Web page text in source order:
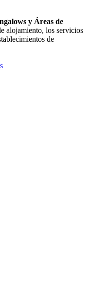
y Áreas de
alojamiento, los servicios
de